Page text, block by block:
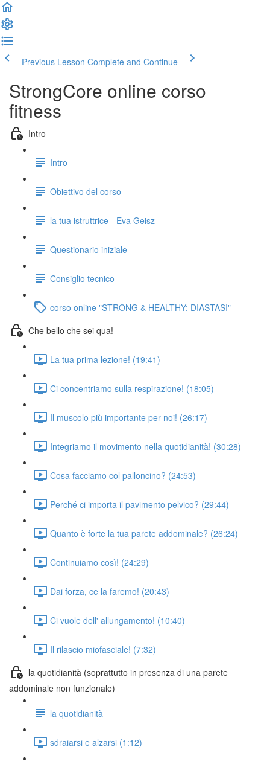
Previous Lesson Complete and Continue
StrongCore online corso
fitness
Intro
Intro
Obiettivo del corso
la tua istruttrice - Eva Geisz
Questionario iniziale
Consiglio tecnico
corso online "STRONG & HEALTHY: DIASTASI"
Che bello che sei qua!
La tua prima lezione! (19:41)
Ci concentriamo sulla respirazione! (18:05)
Il muscolo più importante per noi! (26:17)
Integriamo il movimento nella quotidianità! (30:28)
Cosa facciamo col palloncino? (24:53)
Perché ci importa il pavimento pelvico? (29:44)
Quanto è forte la tua parete addominale? (26:24)
Continuiamo così! (24:29)
Dai forza, ce la faremo! (20:43)
Ci vuole dell' allungamento! (10:40)
Il rilascio miofasciale! (7:32)
la quotidianità (soprattutto in presenza di una parete
addominale non funzionale)
la quotidianità
sdraiarsi e alzarsi (1:12)